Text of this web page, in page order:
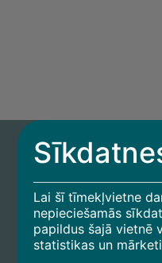
Lai šī tīmekļvietne
nepieciešamās
papildus šajā vietnē
statistikas un